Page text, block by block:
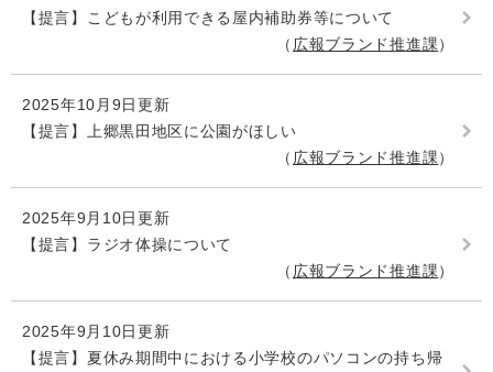
【提言】こどもが利用できる屋内補助券等について
広報ブランド推進課
2025年10月9日更新
【提言】上郷黒田地区に公園がほしい
広報ブランド推進課
2025年9月10日更新
【提言】ラジオ体操について
広報ブランド推進課
2025年9月10日更新
【提言】夏休み期間中における小学校のパソコンの持ち帰